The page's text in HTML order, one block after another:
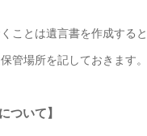
ことは遺言書を作成する
管場所を記しておきます。
ついて】